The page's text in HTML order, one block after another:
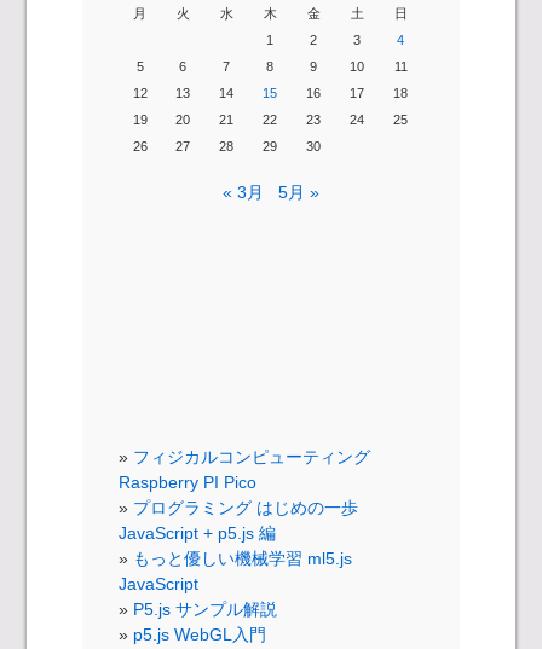
月
火 水 木 金 土
日
1
2 3
4
5
6 7 8 9 10
11
12
13 14 15 16 17
18
19
20 21 22 23 24
25
26
27 28 29 30
« 3月 5月 »
フィジカルコンピューティング
Raspberry PI Pico
プログラミング はじめの一歩
JavaScript + p5.js 編
もっと優しい機械学習 ml5.js
JavaScript
P5.js サンプル解説
p5.js WebGL入門